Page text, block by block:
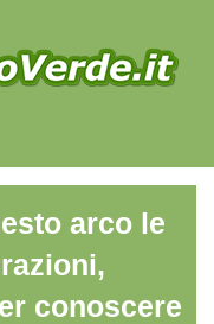
arco le
conoscere